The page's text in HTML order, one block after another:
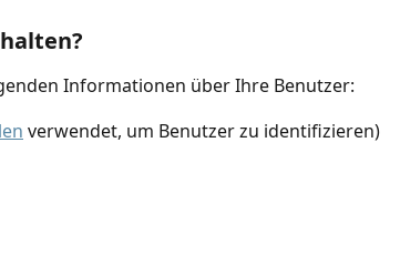
Informationen über Ihre Benutzer:
verwendet, um Benutzer zu identifizieren)